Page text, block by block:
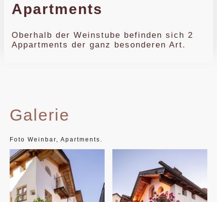
Apartments
Oberhalb der Weinstube befinden sich 2
Appartments der ganz besonderen Art.
Galerie
Foto Weinbar, Apartments.